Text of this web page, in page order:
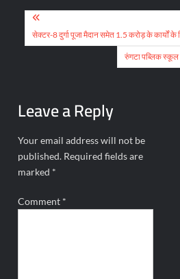
Post
navigation
सेक्टर-8 दुर्गा पूजा मैदान समेत 1.5 करोड़ के कार्यों के
रुंगटा पब्लिक स्कूल
Leave a Reply
Your email address will not be
published. Required fields are
marked *
Comment *